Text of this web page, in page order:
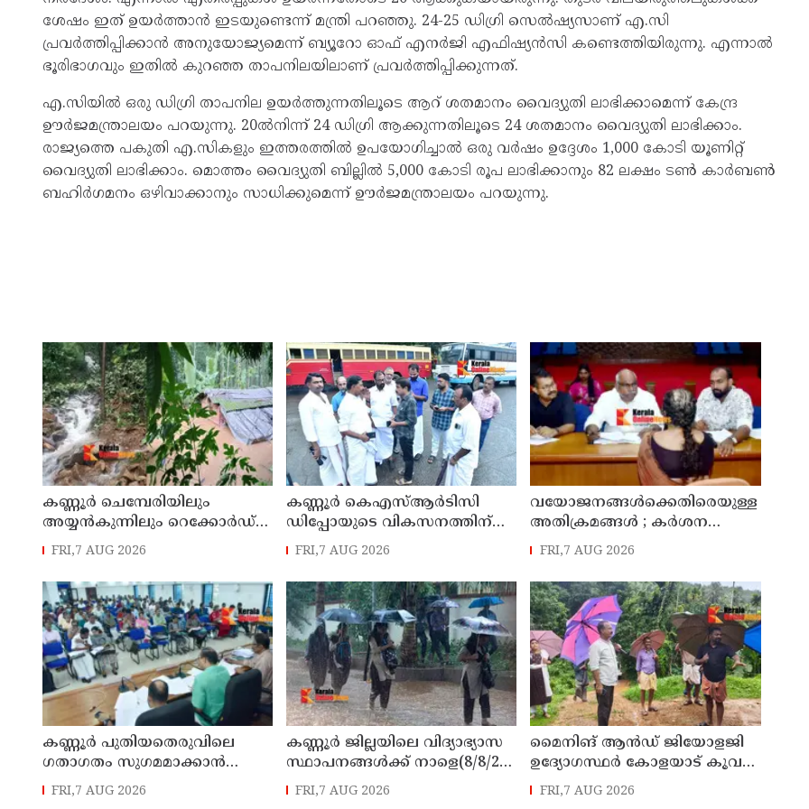
ശേഷം ഇത് ഉയർത്താൻ ഇടയുണ്ടെന്ന് മന്ത്രി പറഞ്ഞു. 24-25 ഡിഗ്രി സെൽഷ്യസാണ് എ.സി
പ്രവർത്തിപ്പിക്കാൻ അനുയോജ്യമെന്ന് ബ്യൂറോ ഓഫ് എനർജി എഫിഷ്യൻസി കണ്ടെത്തിയിരുന്നു. എന്നാൽ
ഭൂരിഭാഗവും ഇതിൽ കുറഞ്ഞ താപനിലയിലാണ് പ്രവർത്തിപ്പിക്കുന്നത്.
എ.സിയിൽ ഒരു ഡിഗ്രി താപനില ഉയർത്തുന്നതിലൂടെ ആറ് ശതമാനം വൈദ്യുതി ലാഭിക്കാമെന്ന് കേന്ദ്ര
ഊർജമന്ത്രാലയം പറയുന്നു. 20ൽനിന്ന് 24 ഡിഗ്രി ആക്കുന്നതിലൂടെ 24 ശതമാനം വൈദ്യുതി ലാഭിക്കാം.
രാജ്യത്തെ പകുതി എ.സികളും ഇത്തരത്തിൽ ഉപയോഗിച്ചാൽ ഒരു വർഷം ഉദ്ദേശം 1,000 കോടി യൂണിറ്റ്
വൈദ്യുതി ലാഭിക്കാം. മൊത്തം വൈദ്യുതി ബില്ലിൽ 5,000 കോടി രൂപ ലാഭിക്കാനും 82 ലക്ഷം ടൺ കാർബൺ
ബഹിർഗമനം ഒഴിവാക്കാനും സാധിക്കുമെന്ന് ഊർജമന്ത്രാലയം പറയുന്നു.
കണ്ണൂർ ചെമ്പേരിയിലും
അയ്യൻകുന്നിലും റെക്കോർഡ്
മഴ ; ഉദയഗിരിയിൽ നേരിയ
ക്യാമ്പിലേക്ക് മാറ്റി
FRI,7 AUG 2026
കണ്ണൂർ കെഎസ്ആർടിസി
ഡിപ്പോയുടെ വികസനത്തിന്
മാസ്റ്റർ പ്ലാൻ തയ്യാറാക്കി
എം എൽ എ
FRI,7 AUG 2026
വയോജനങ്ങൾക്കെതിരെയുള്ള
അതിക്രമങ്ങൾ ; കർശന
നടപടി സ്വീകരിക്കുമെന്ന്
FRI,7 AUG 2026
കണ്ണൂർ പുതിയതെരുവിലെ
ഗതാഗതം സുഗമമാക്കാന്‍
നടപടികള്‍ സ്വീകരിക്കും
FRI,7 AUG 2026
കണ്ണൂർ ജില്ലയിലെ വിദ്യാഭ്യാസ
സ്ഥാപനങ്ങള്‍ക്ക് നാളെ(8/8/26)
അവധി പ്രഖ്യാപിച്ചു
FRI,7 AUG 2026
മൈനിങ് ആൻഡ്​ ജിയോളജി
ഉദ്യോഗസ്ഥർ കോളയാട് കൂവ
ഉന്നതി സന്ദർശിച്ചു
FRI,7 AUG 2026